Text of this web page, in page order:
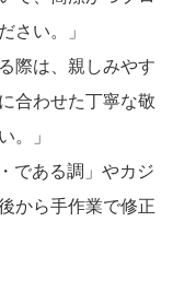
さい。」
際は、親しみやす
合わせた丁寧な敬
。」
である調」やカジ
から手作業で修正